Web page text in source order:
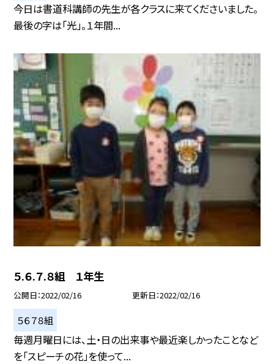
今日は書道科講師の先生が各クラスに来てくださいました。
最後の字は「光」。１年間...
５.６.７.８組 １年生
公開日 2022/02/16 更新日 2022/02/16
５６７８組
毎週月曜日には、土・日の出来事や最近楽しかったことなど
を「スピーチの花」を使って...